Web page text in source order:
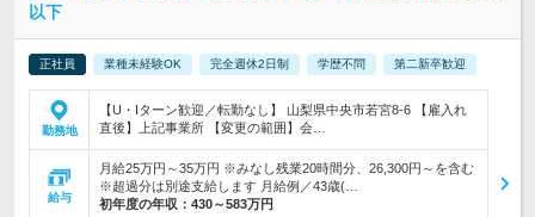
以下
正社員 業種未経験OK 完全週休2日制 学歴不問 第二新卒歓迎
勤務地
【U・Iターン歓迎／転勤なし】 山梨県中央市若宮8-6 【雇入れ
直後】上記事業所 【変更の範囲】会…
給与
月給25万円～35万円 ※みなし残業20時間分、26,300円～を含む
※超過分は別途支給します 月給例／43歳(…
初年度の年収： 430～583万円